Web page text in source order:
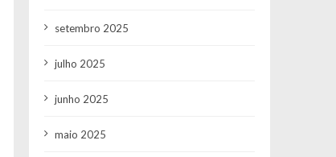
setembro 2025
julho 2025
junho 2025
maio 2025